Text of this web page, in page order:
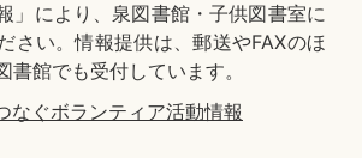
」により、泉図書館・子供図書室に
さい。情報提供は、郵送やFAXのほ
書館でも受付しています。
なぐボランティア活動情報